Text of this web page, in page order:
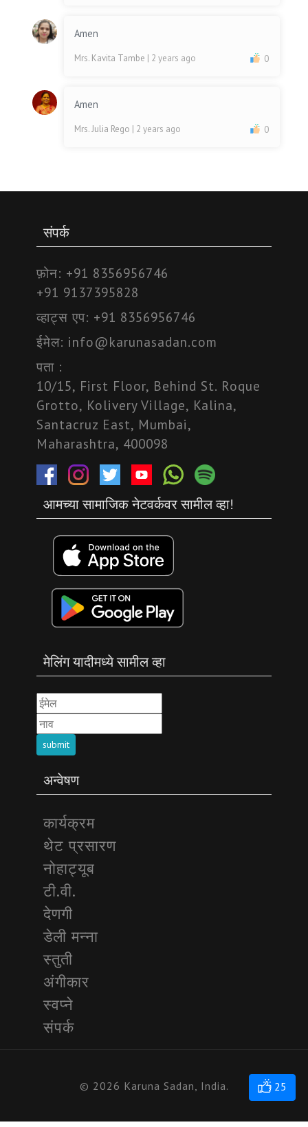
Amen
Mrs. Kavita Tambe | 2 years ago 0
Amen
Mrs. Julia Rego | 2 years ago 0
संपर्क
फ़ोन: +91 8356956746
+91 9137395828
व्हाट्स एप: +91 8356956746
ईमेल: info@karunasadan.com
पता :
10/15, First Floor, Behind St. Roque
Grotto, Kolivery Village, Kalina,
Santacruz East, Mumbai,
Maharashtra, 400098
आमच्या सामाजिक नेटवर्कवर सामील व्हा!
मेलिंग यादीमध्ये सामील व्हा
submit
अन्वेषण
कार्यक्रम
थेट प्रसारण
नोहाट्यूब
टी.वी.
देणगी
डेली मन्ना
स्तुती
अंगीकार
स्वप्ने
संपर्क
© 2026 Karuna Sadan, India. 25